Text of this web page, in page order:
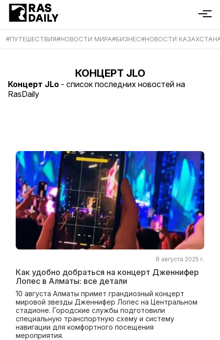
#ПУТЕШЕСТВИЯ#НОВОСТИ МИРА#БИЗНЕС#НОВОСТИ
КОНЦЕРТ JLO
Концерт JLo - список последних новостей на
RasDaily
8 августа 2025 г.
Как удобно добраться на концерт Дженнифер
Лопес в Алматы: все детали
10 августа Алматы примет грандиозный концерт
мировой звезды Дженнифер Лопес на Центральном
стадионе. Городские службы подготовили
специальную транспортную схему и систему
навигации для комфортного посещения
мероприятия.